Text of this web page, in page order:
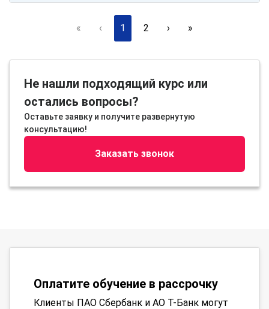
« ‹ 1 2 › »
Не нашли подходящий курс или
остались вопросы?
Оставьте заявку и получите развернутую
консультацию!
Заказать звонок
Оплатите обучение в рассрочку
Клиенты ПАО Сбербанк и АО Т-Банк могут